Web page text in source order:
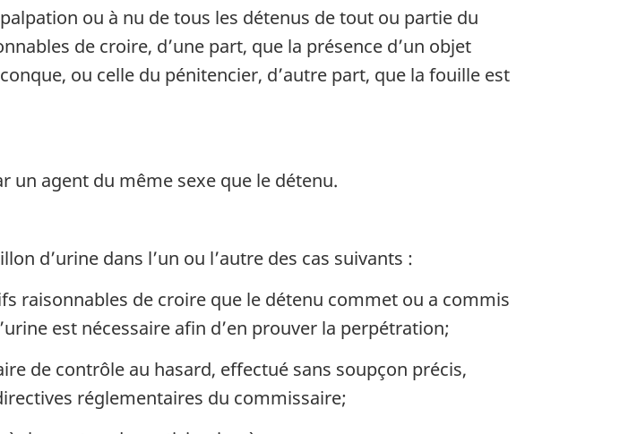
ou à nu de tous les détenus de tout ou partie du
de croire, d’une part, que la présence d’un objet
ou celle du pénitencier, d’autre part, que la fouille est
un agent du même sexe que le détenu.
d’urine dans l’un ou l’autre des cas suivants :
raisonnables de croire que le détenu commet ou a commis
est nécessaire afin d’en prouver la perpétration;
de contrôle au hasard, effectué sans soupçon précis,
réglementaires du commissaire;